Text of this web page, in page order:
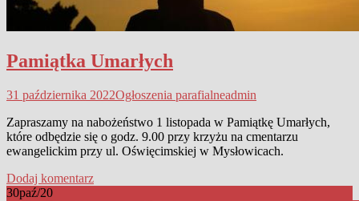
Pamiątka Umarłych
31 października 2022Ogłoszenia parafialneadmin
Zapraszamy na nabożeństwo 1 listopada w Pamiątkę Umarłych,
które odbędzie się o godz. 9.00 przy krzyżu na cmentarzu
ewangelickim przy ul. Oświęcimskiej w Mysłowicach.
Dodaj komentarz
30paź/20